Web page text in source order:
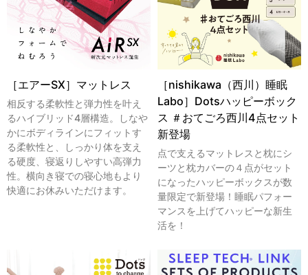
［エアーSX］マットレス
相反する柔軟性と弾力性を叶え
るハイブリッド4層構造。しなや
かにボディラインにフィットす
る柔軟性と、しっかり体を支え
る硬度、寝返りしやすい高弾力
性。横向き寝での寝心地もより
快適にお休みいただけます。
［nishikawa（西川）睡眠
Labo］Dotsハッピーボック
ス ＃おてごろ西川4点セット
新登場
点で支えるマットレスと枕にシ
ーツと枕カバーの４点がセット
になったハッピーボックスが数
量限定で新登場！睡眠パフォー
マンスを上げてハッピーな新生
活を！